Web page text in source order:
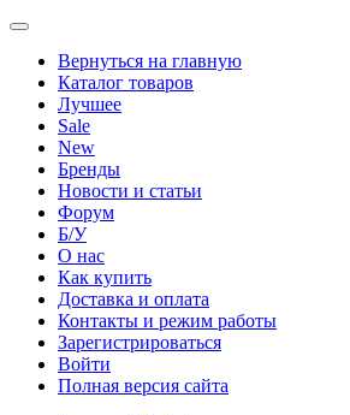
Вернуться на главную
Каталог товаров
Лучшее
Sale
New
Бренды
Новости и статьи
Форум
Б/У
О нас
Как купить
Доставка и оплата
Контакты и режим работы
Зарегистрироваться
Войти
Полная версия сайта